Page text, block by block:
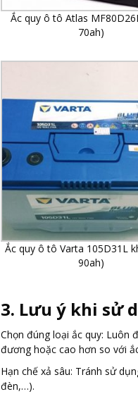
Ắc quy ô tô Atlas
70ah)
Ắc quy ô tô Varta 105D31L
90ah)
3. Lưu ý khi sử
Chọn đúng loại ắc quy: Luôn
đương hoặc cao hơn so với
Hạn chế xả sâu: Tránh sử
đèn,…).